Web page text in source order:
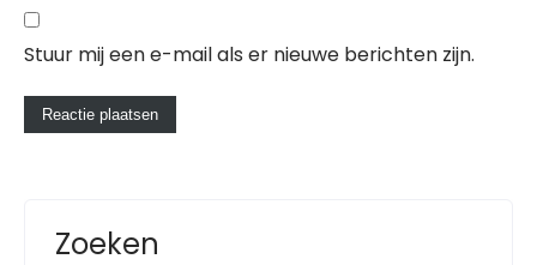
Stuur mij een e-mail als er nieuwe berichten zijn.
Zoeken